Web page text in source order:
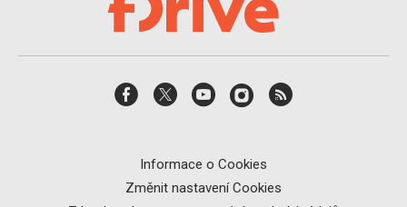
Informace o Cookies
Změnit nastavení Cookies